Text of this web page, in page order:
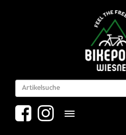
Toggle navigation